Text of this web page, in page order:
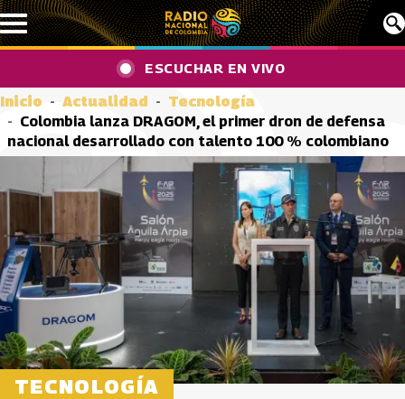
Pasar al contenido principal
ESCUCHAR EN VIVO
Inicio Actualidad
Tecnología
Colombia lanza DRAGOM, el primer dron de defensa
nacional desarrollado con talento 100 % colombiano
TECNOLOGÍA